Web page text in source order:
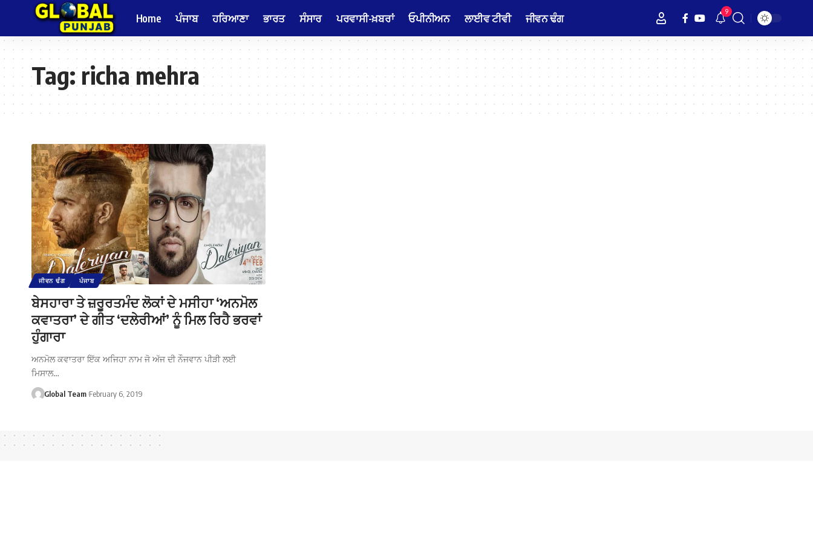
Home ਪੰਜਾਬ ਹਰਿਆਣਾ ਭਾਰਤ ਸੰਸਾਰ ਪਰਵਾਸੀ-ਖ਼ਬਰਾਂ ਓਪੀਨੀਅਨ ਲਾਈਵ ਟੀਵੀ ਜੀਵਨ ਢੰਗ 9
Tag:richa mehra
ਜੀਵਨ ਢੰਗ ਪੰਜਾਬ
ਬੇਸਹਾਰਾ ਤੇ ਜ਼ਰੂਰਤਮੰਦ ਲੋਕਾਂ ਦੇ ਮਸੀਹਾ ‘ਅਨਮੋਲ
ਕਵਾਤਰਾ’ ਦੇ ਗੀਤ ‘ਦਲੇਰੀਆਂ’ ਨੂੰ ਮਿਲ ਰਿਹੈ ਭਰਵਾਂ
ਹੁੰਗਾਰਾ
ਅਨਮੋਲ ਕਵਾਤਰਾ ਇੱਕ ਅਜਿਹਾ ਨਾਮ ਜੋ ਅੱਜ ਦੀ ਨੌਜਵਾਨ ਪੀੜੀ ਲਈ
ਮਿਸਾਲ…
Global Team February 6, 2019